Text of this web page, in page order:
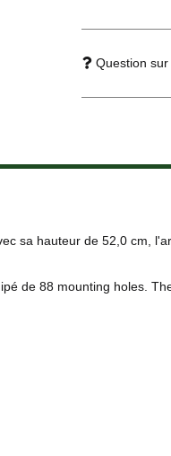
Question
sa hauteur de 52,0 cm,
de 88 mounting holes.